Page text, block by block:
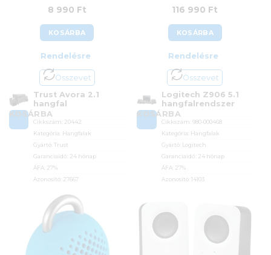
8 990 Ft
KOSÁRBA
Rendelésre
Összevet
KOSÁRBA
Trust Avora 2.1
hangfal
Cikkszám: 20442
Kategória: Hangfalak
Gyártó:Trust
Garanciaidő: 24 hónap
ÁFA: 27%
Azonosító: 27667
8 990Ft
116 990 Ft
KOSÁRBA
Rendelésre
Összevet
KOSÁRBA
Logitech Z906 5.1
hangfalrendszer
Cikkszám: 980-000468
Kategória: Hangfalak
Gyártó: Logitech
Garanciaidő: 24 hónap
ÁFA: 27%
Azonosító: 14103